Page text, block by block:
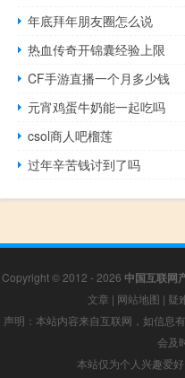
年底拜年朋友圈怎么说
热血传奇开锦囊经验上限
CF手游直播一个月多少钱
元宵鸡蛋牛奶能一起吃吗
csol商人吧榴莲
过年辛苦钱讨到了吗
Copyright © 2012 - 2026 中国互联网
文章 | 网站地图 | 疑
声明：本站内容来自互联网，如信息
会及
本站仅为个人兴趣爱